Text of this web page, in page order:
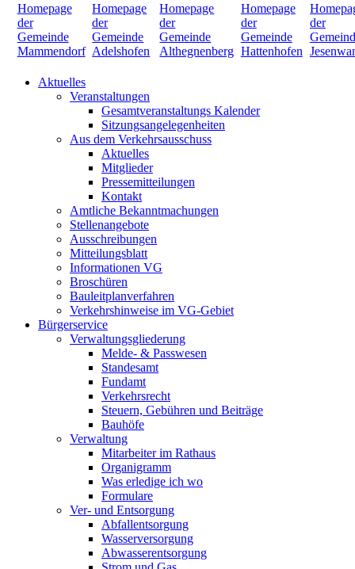
Aktuelles
Veranstaltungen
Gesamtveranstaltungs Kalender
Sitzungsangelegenheiten
Aus dem Verkehrsausschuss
Aktuelles
Mitglieder
Pressemitteilungen
Kontakt
Amtliche Bekanntmachungen
Stellenangebote
Ausschreibungen
Mitteilungsblatt
Informationen VG
Broschüren
Bauleitplanverfahren
Verkehrshinweise im VG-Gebiet
Bürgerservice
Verwaltungsgliederung
Melde- & Passwesen
Standesamt
Fundamt
Verkehrsrecht
Steuern, Gebühren und Beiträge
Bauhöfe
Verwaltung
Mitarbeiter im Rathaus
Organigramm
Was erledige ich wo
Formulare
Ver- und Entsorgung
Abfallentsorgung
Wasserversorgung
Abwasserentsorgung